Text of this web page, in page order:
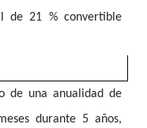
de 21 % convertible
de una anualidad de
durante 5 años,